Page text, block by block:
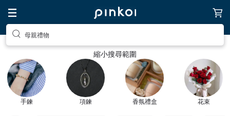
母親禮物
縮小搜尋範圍
手鍊 項鍊 香氛禮盒 花束